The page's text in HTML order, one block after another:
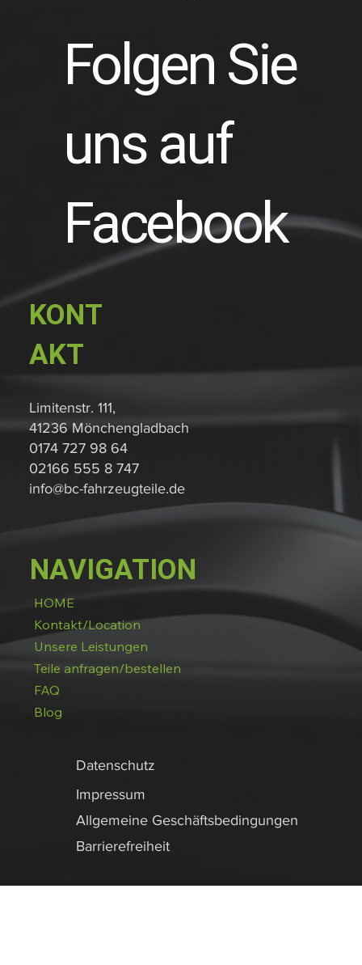
Folgen Sie
uns auf
Facebook
Datenschutz
Impressum
Allgemeine Geschäftsbedingungen
Barrierefreiheit
NAVIGATION
HOME
Kontakt/Location
Unsere Leistungen
Teile anfragen/bestellen
FAQ
Blog
KONT
AKT
Limitenstr. 111,
41236 Mönchengladbach
0174 727 98 64
02166 555 8 747
info@bc-fahrzeugteile.de